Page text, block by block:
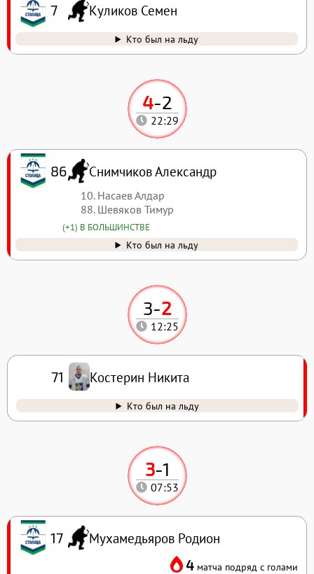
3-1
07:53
17 Мухамедьяров Родион
4 матча подряд с голами
3-2
12:25
71 Костерин Никита
Кто был на льду
4-2
22:29
86 Снимчиков Александр
10. Насаев Алдар
88. Шевяков Тимур
(+1) В БОЛЬШИНСТВЕ
Кто был на льду
7 Куликов Семен
Кто был на льду